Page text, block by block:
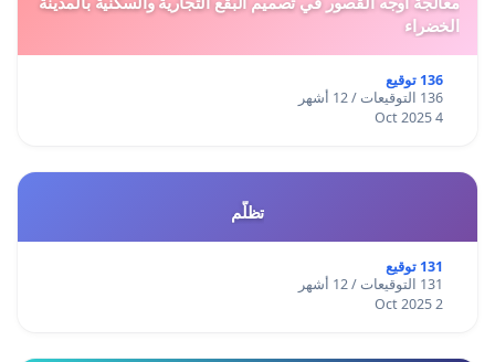
الخضراء
136 توقيع
136 التوقيعات / 12 أشهر
4 Oct 2025
تظلّم
131 توقيع
131 التوقيعات / 12 أشهر
2 Oct 2025